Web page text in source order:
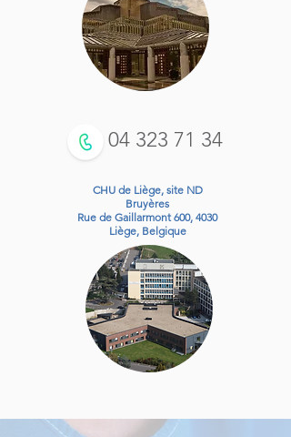
04 323 71 34
CHU de Liège, site ND
Bruyères
Rue de Gaillarmont 600, 4030
Liège, Belgique